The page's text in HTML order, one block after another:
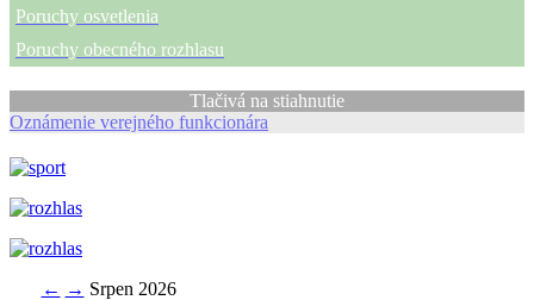
Poruchy osvetlenia
Poruchy obecného rozhlasu
Tlačivá na stiahnutie
Oznámenie verejného funkcionára
← → Srpen 2026